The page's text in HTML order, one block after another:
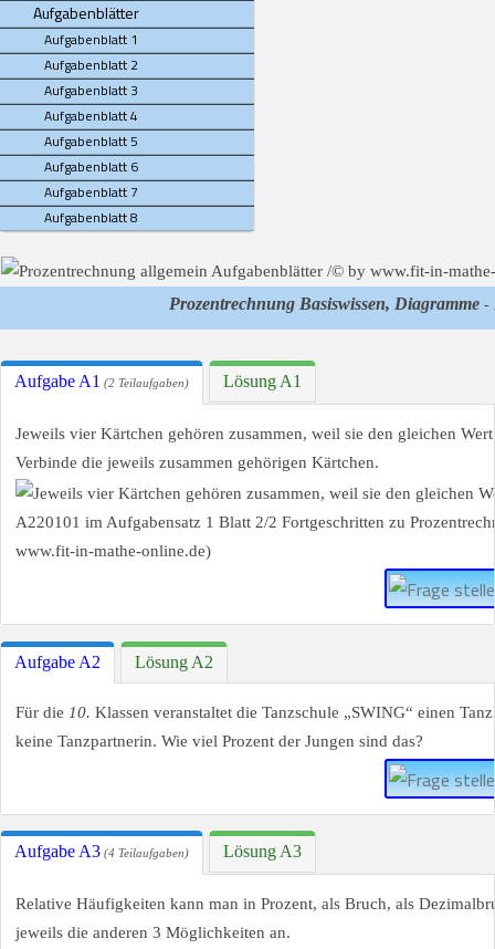
Aufgabenblätter
Aufgabenblatt 1
Aufgabenblatt 2
Aufgabenblatt 3
Aufgabenblatt 4
Aufgabenblatt 5
Aufgabenblatt 6
Aufgabenblatt 7
Aufgabenblatt 8
Prozentrechnung Basiswissen, Diagramme -
Aufgabe A1 (2 Teilaufgaben) Lösung A1
Jeweils vier Kärtchen gehören zusammen, weil sie den gleichen
Verbinde die jeweils zusammen gehörigen Kärtchen.
Aufgabe A2 Lösung A2
Für die 10. Klassen veranstaltet die Tanzschule „SWING“ einen
keine Tanzpartnerin. Wie viel Prozent der Jungen sind das?
Aufgabe A3 (4 Teilaufgaben) Lösung A3
Relative Häufigkeiten kann man in Prozent, als Bruch, als
jeweils die anderen 3 Möglichkeiten an.